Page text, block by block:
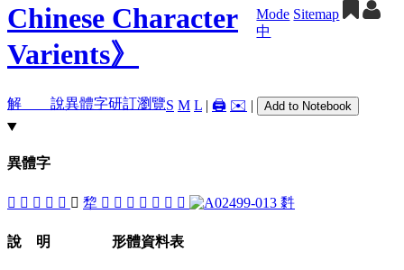
Mode Sitemap
中
解 說異體字研訂瀏覽S M L | 🖨️ ✉️ | Add to Notebook
異體字
󳤧 󳤩 󳤫 󳤬 𤙟 󳤥 犂 󳤤 󳤪 󳤨 𤛺 𤛿 󳤦 𥝫 䵓
說 明 形體資料表